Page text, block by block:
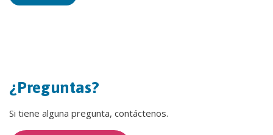
¿Preguntas?
Si tiene alguna pregunta, contáctenos.